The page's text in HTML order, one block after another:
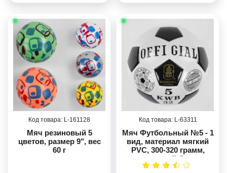
161128
Мяч резиновый 5
цветов, размер 9", вес
60 г
63311
Мяч Футбольный №5 - 1
вид, материал мягкий
PVC, 300-320 грамм,
резиновый балон